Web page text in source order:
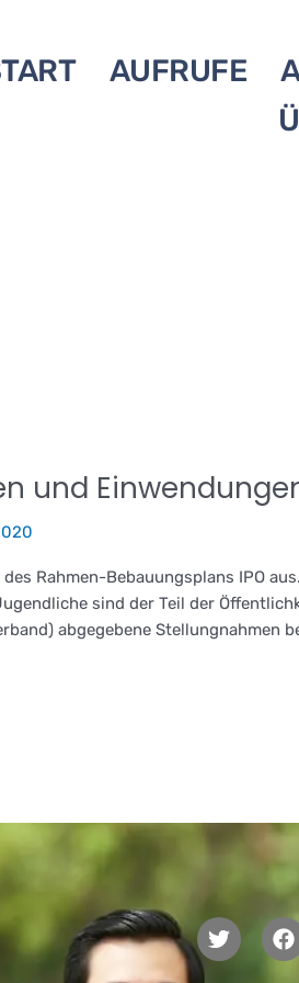
AUFRUFE
und
Rahmen-Bebauungsplans IPO
sind der Teil der
abgegebene Stellungnahmen
T
w
F
a